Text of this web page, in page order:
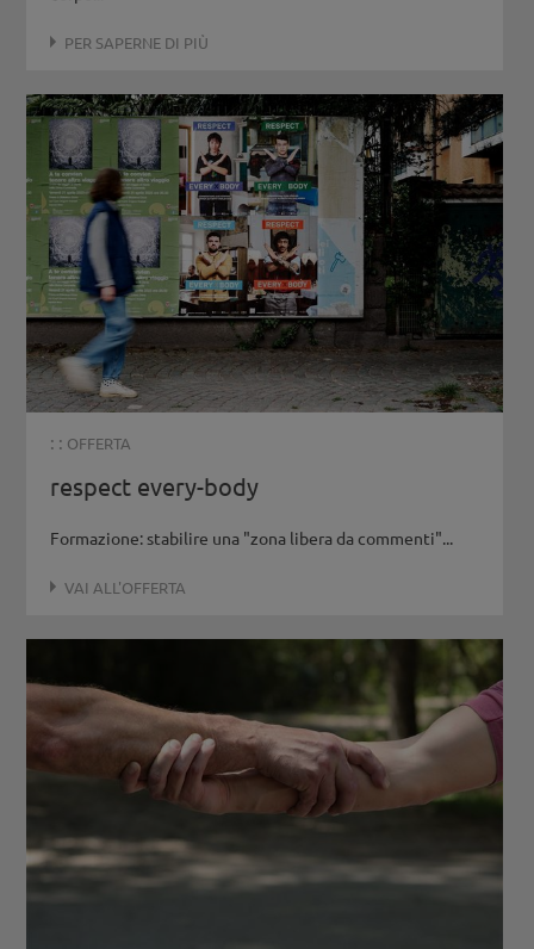
PER SAPERNE DI PIÙ
: : OFFERTA
respect every-body
Formazione: stabilire una "zona libera da commenti"...
VAI ALL'OFFERTA